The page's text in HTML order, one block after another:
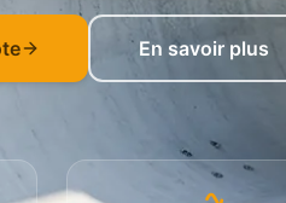
En savoir plus